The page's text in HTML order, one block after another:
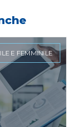
E FEMMINILE